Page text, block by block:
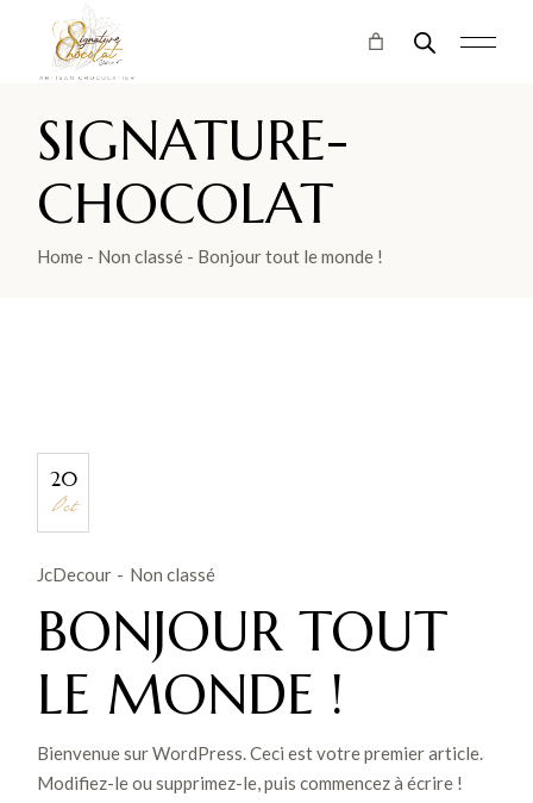
content
SIGNATURE-
CHOCOLAT
Home Non classé Bonjour tout le monde !
20
Oct
JcDecour Non classé
BONJOUR TOUT
LE MONDE !
Bienvenue sur WordPress. Ceci est votre premier article.
Modifiez-le ou supprimez-le, puis commencez à écrire !